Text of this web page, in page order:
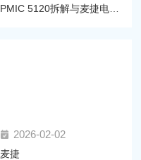
PMIC 5120拆解与麦捷电感
2026-02-02
麦捷